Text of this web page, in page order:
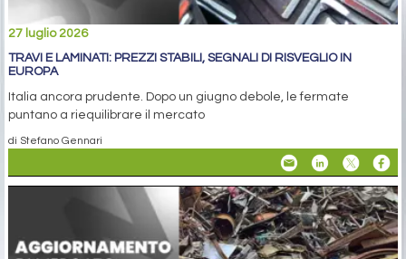
27 luglio 2026
TRAVI E LAMINATI: PREZZI STABILI, SEGNALI DI RISVEGLIO IN
EUROPA
Italia ancora prudente. Dopo un giugno debole, le fermate
puntano a riequilibrare il mercato
di Stefano Gennari